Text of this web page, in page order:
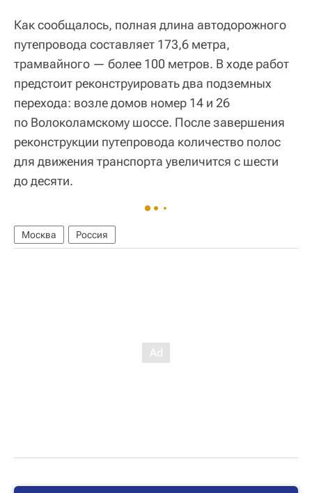
Как сообщалось, полная длина автодорожного
путепровода составляет 173,6 метра,
трамвайного — более 100 метров. В ходе работ
предстоит реконструировать два подземных
перехода: возле домов номер 14 и 26
по Волоколамскому шоссе. После завершения
реконструкции путепровода количество полос
для движения транспорта увеличится с шести
до десяти.
Москва Россия